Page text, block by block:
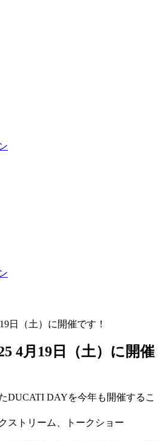
4月19日（土）に開催
DUCATI DAYを今年も開催するこ
ストリーム、トークショー